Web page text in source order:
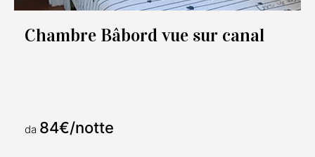
Chambre Bâbord vue sur canal
da 84€/notte